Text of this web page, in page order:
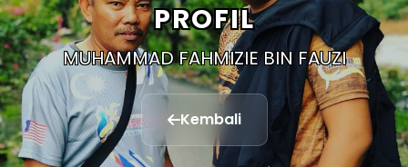
PROFIL
MUHAMMAD FAHMIZIE BIN FAUZI
Kembali